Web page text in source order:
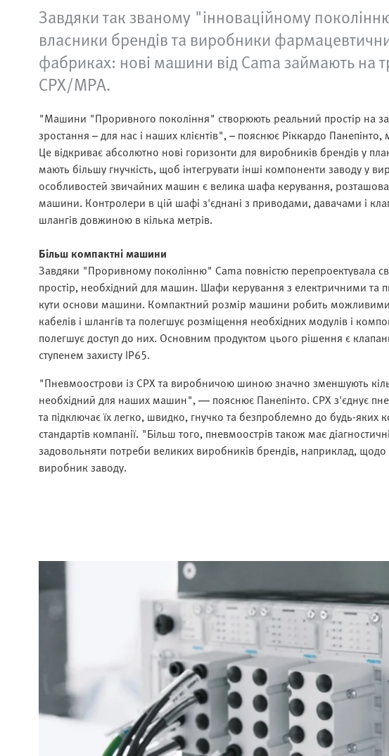
Завдяки так званому "інноваційному
власники брендів та виробники
фабриках: нові машини від Cama займають на
CPX/MPA.
"Машини "Проривного покоління" створюють реальний простір на
зростання – для нас і наших клієнтів", – пояснює Ріккардо
Це відкриває абсолютно нові горизонти для виробників брендів у
мають більшу гнучкість, щоб інтегрувати інші компоненти заводу у
особливостей звичайних машин є велика шафа керування,
машини. Контролери в цій шафі з'єднані з приводами, давачами і
шлангів довжиною в кілька метрів.
Більш компактні машини
Завдяки "Проривному поколінню" Cama повністю перепроектувала
простір, необхідний для машин. Шафи керування з електричними та
кути основи машини. Компактний розмір машини робить можливими
кабелів і шлангів та полегшує розміщення необхідних модулів і
полегшує доступ до них. Основним продуктом цього рішення є
ступенем захисту IP65.
"Пневмоострови із CPX та виробничою шиною значно зменшують
необхідний для наших машин", — пояснює Панепінто. CPX з'єднує
та підключає їх легко, швидко, гнучко та безпроблемно до будь-яких
стандартів компанії. "Більш того, пневмоострів також має
задовольняти потреби великих виробників брендів, наприклад,
виробник заводу.